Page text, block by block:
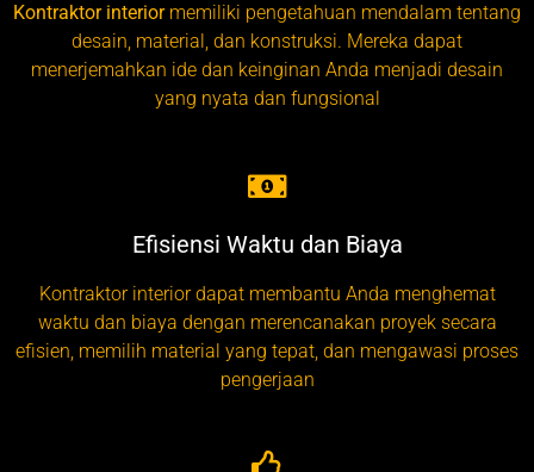
Kontraktor interiormemiliki pengetahuan mendalam tentang
desain, material, dan konstruksi. Mereka dapat
menerjemahkan ide dan keinginan Anda menjadi desain
yang nyata dan fungsional
Efisiensi Waktu dan Biaya
Kontraktor interior dapat membantu Anda menghemat
waktu dan biaya dengan merencanakan proyek secara
efisien, memilih material yang tepat, dan mengawasi proses
pengerjaan